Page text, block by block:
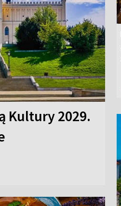
Kultury 2029.